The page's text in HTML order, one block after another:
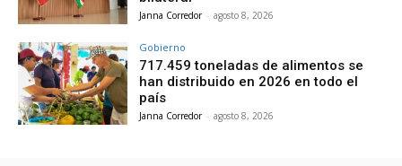
Janna Corredor - agosto 8, 2026
Gobierno
717.459 toneladas de alimentos se
han distribuido en 2026 en todo el
país
Janna Corredor - agosto 8, 2026